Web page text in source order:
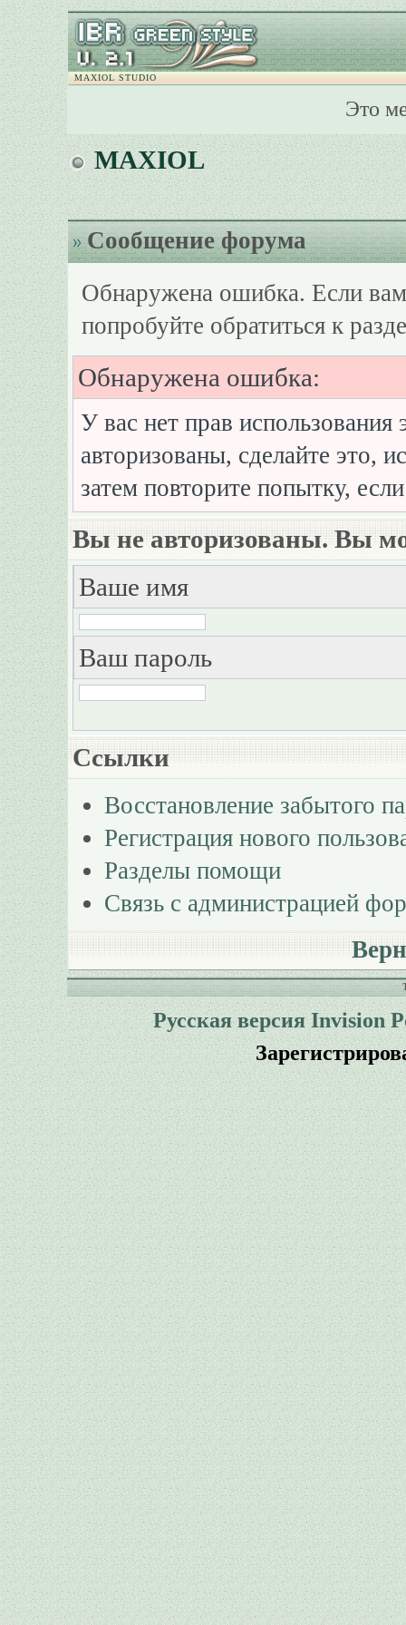
MAXIOL STUDIO
Это
MAXIOL
Сообщение форума
Обнаружена ошибка. Если
попробуйте обратиться к
Обнаружена ошибка:
У вас нет прав
авторизованы, сделайте это,
затем повторите попытку,
Вы не авторизованы. Вы
Ваше имя
Ваш пароль
Ссылки
Восстановление забытого
Регистрация нового
Разделы помощи
Связь с администрацией
Русская версия Invision